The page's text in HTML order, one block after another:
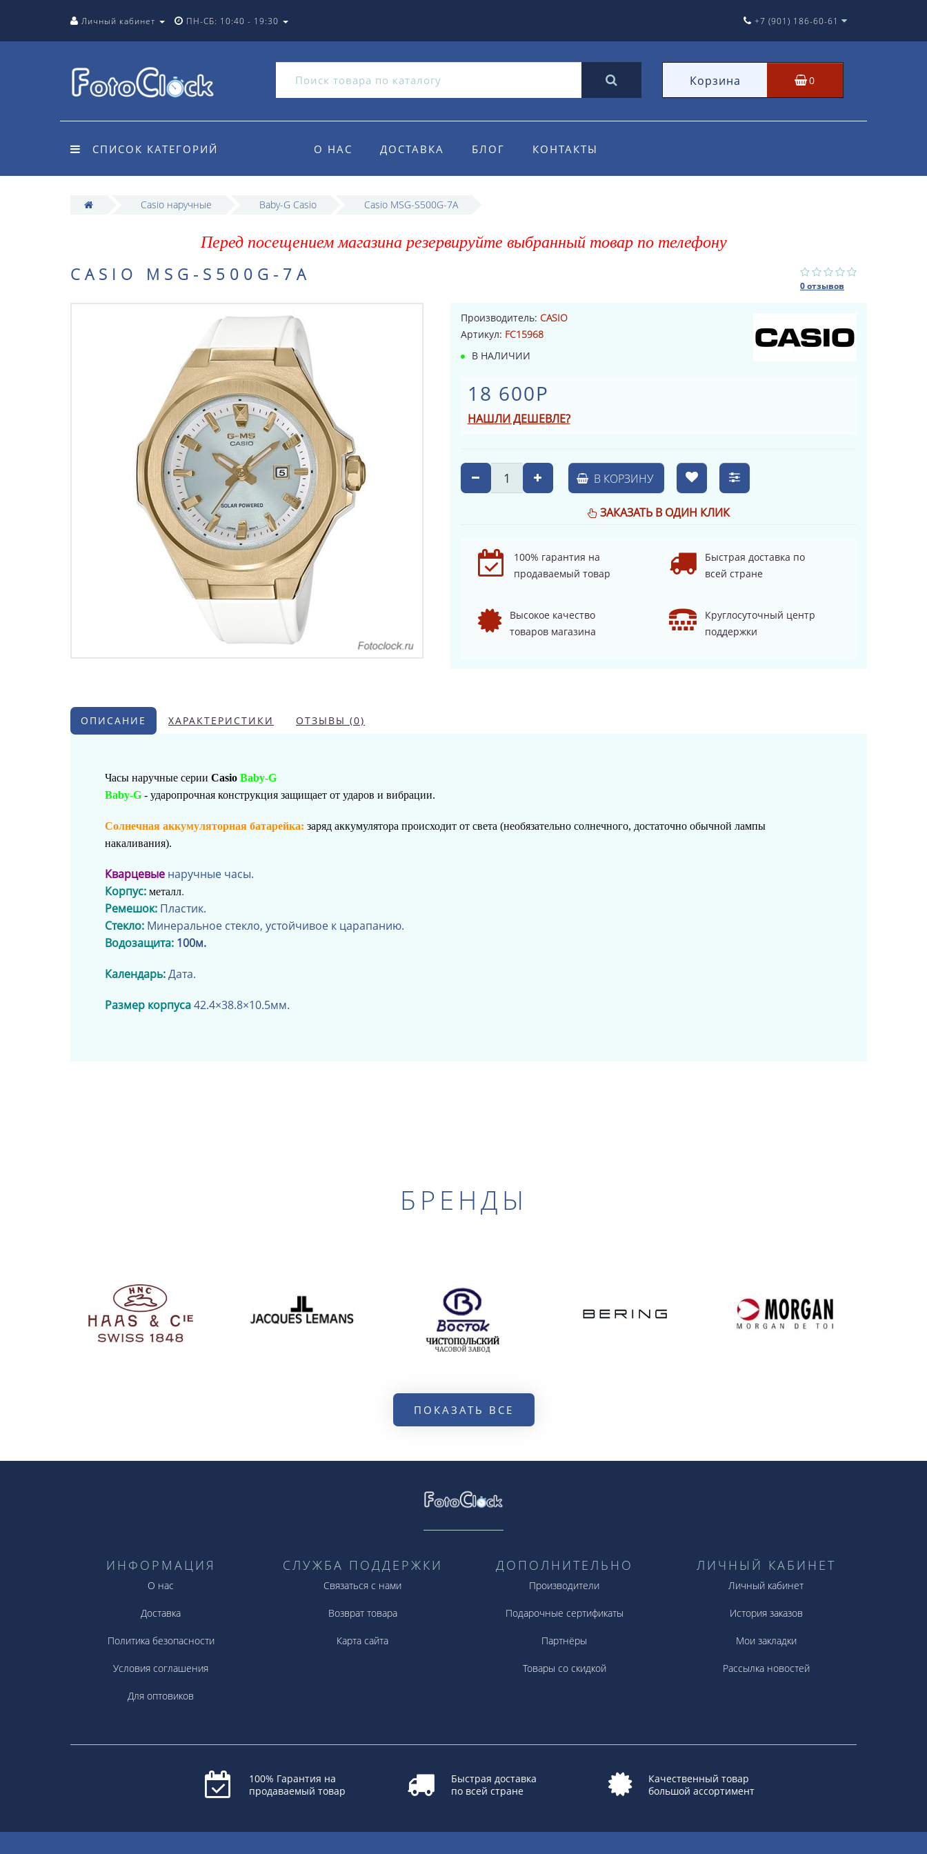
Личный кабинет ПН-СБ: 10:40 - 19:30 +7 (901) 186-60-61
Корзина 0
СПИСОК КАТЕГОРИЙ О НАС ДОСТАВКА БЛОГ КОНТАКТЫ
Casio наручные Baby-G Casio Casio MSG-S500G-7A
Перед посещением магазина резервируйте выбранный товар по телефону
CASIO MSG-S500G-7A
0 отзывов
Производитель: CASIO
Артикул: FC15968
В НАЛИЧИИ
18 600Р
НАШЛИ ДЕШЕВЛЕ?
В КОРЗИНУ
ЗАКАЗАТЬ В ОДИН КЛИК
100% гарантия на
продаваемый товар
Быстрая доставка по
всей стране
Высокое качество
товаров магазина
Круглосуточный центр
поддержки
ОПИСАНИЕ ХАРАКТЕРИСТИКИ ОТЗЫВЫ (0)
Часы наручные серии Casio Baby-G
Baby-G - ударопрочная конструкция защищает от ударов и вибрации.
Солнечная аккумуляторная батарейка: заряд аккумулятора происходит от света (необязательно солнечного, достаточно обычной лампы
накаливания).
Кварцевые наручные часы.
Корпус: металл.
Ремешок: Пластик.
Стекло: Минеральное стекло, устойчивое к царапанию.
Водозащита: 100м.
Календарь:Дата.
Размер корпуса42.4×38.8×10.5мм.
БРЕНДЫ
ПОКАЗАТЬ ВСЕ
ИНФОРМАЦИЯ
О нас
Доставка
Политика безопасности
Условия соглашения
Для оптовиков
СЛУЖБА ПОДДЕРЖКИ
Связаться с нами
Возврат товара
Карта сайта
ДОПОЛНИТЕЛЬНО
Производители
Подарочные сертификаты
Партнёры
Товары со скидкой
ЛИЧНЫЙ КАБИНЕТ
Личный кабинет
История заказов
Мои закладки
Рассылка новостей
100% Гарантия на
продаваемый товар
Быстрая доставка
по всей стране
Качественный товар
большой ассортимент